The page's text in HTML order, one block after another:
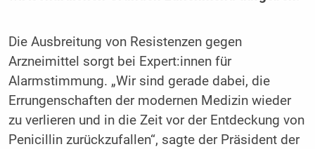
Die Ausbreitung von Resistenzen gegen
Arzneimittel sorgt bei Expert:innen für
Alarmstimmung. „Wir sind gerade dabei, die
Errungenschaften der modernen Medizin wieder
zu verlieren und in die Zeit vor der Entdeckung von
Penicillin zurückzufallen“, sagte der Präsident der